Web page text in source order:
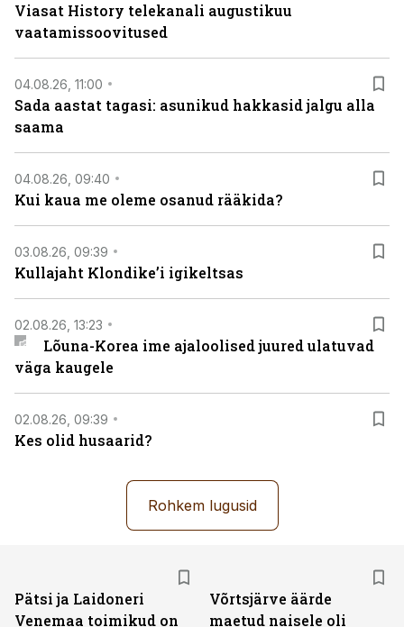
Viasat History telekanali augustikuu
vaatamissoovitused
04.08.26, 11:00
Sada aastat tagasi: asunikud hakkasid jalgu alla
saama
04.08.26, 09:40
Kui kaua me oleme osanud rääkida?
03.08.26, 09:39
Kullajaht Klondike’i igikeltsas
02.08.26, 13:23
Lõuna-Korea ime ajaloolised juured ulatuvad
väga kaugele
02.08.26, 09:39
Kes olid husaarid?
Rohkem lugusid
Pätsi ja Laidoneri
Venemaa toimikud on
Võrtsjärve äärde
maetud naisele oli